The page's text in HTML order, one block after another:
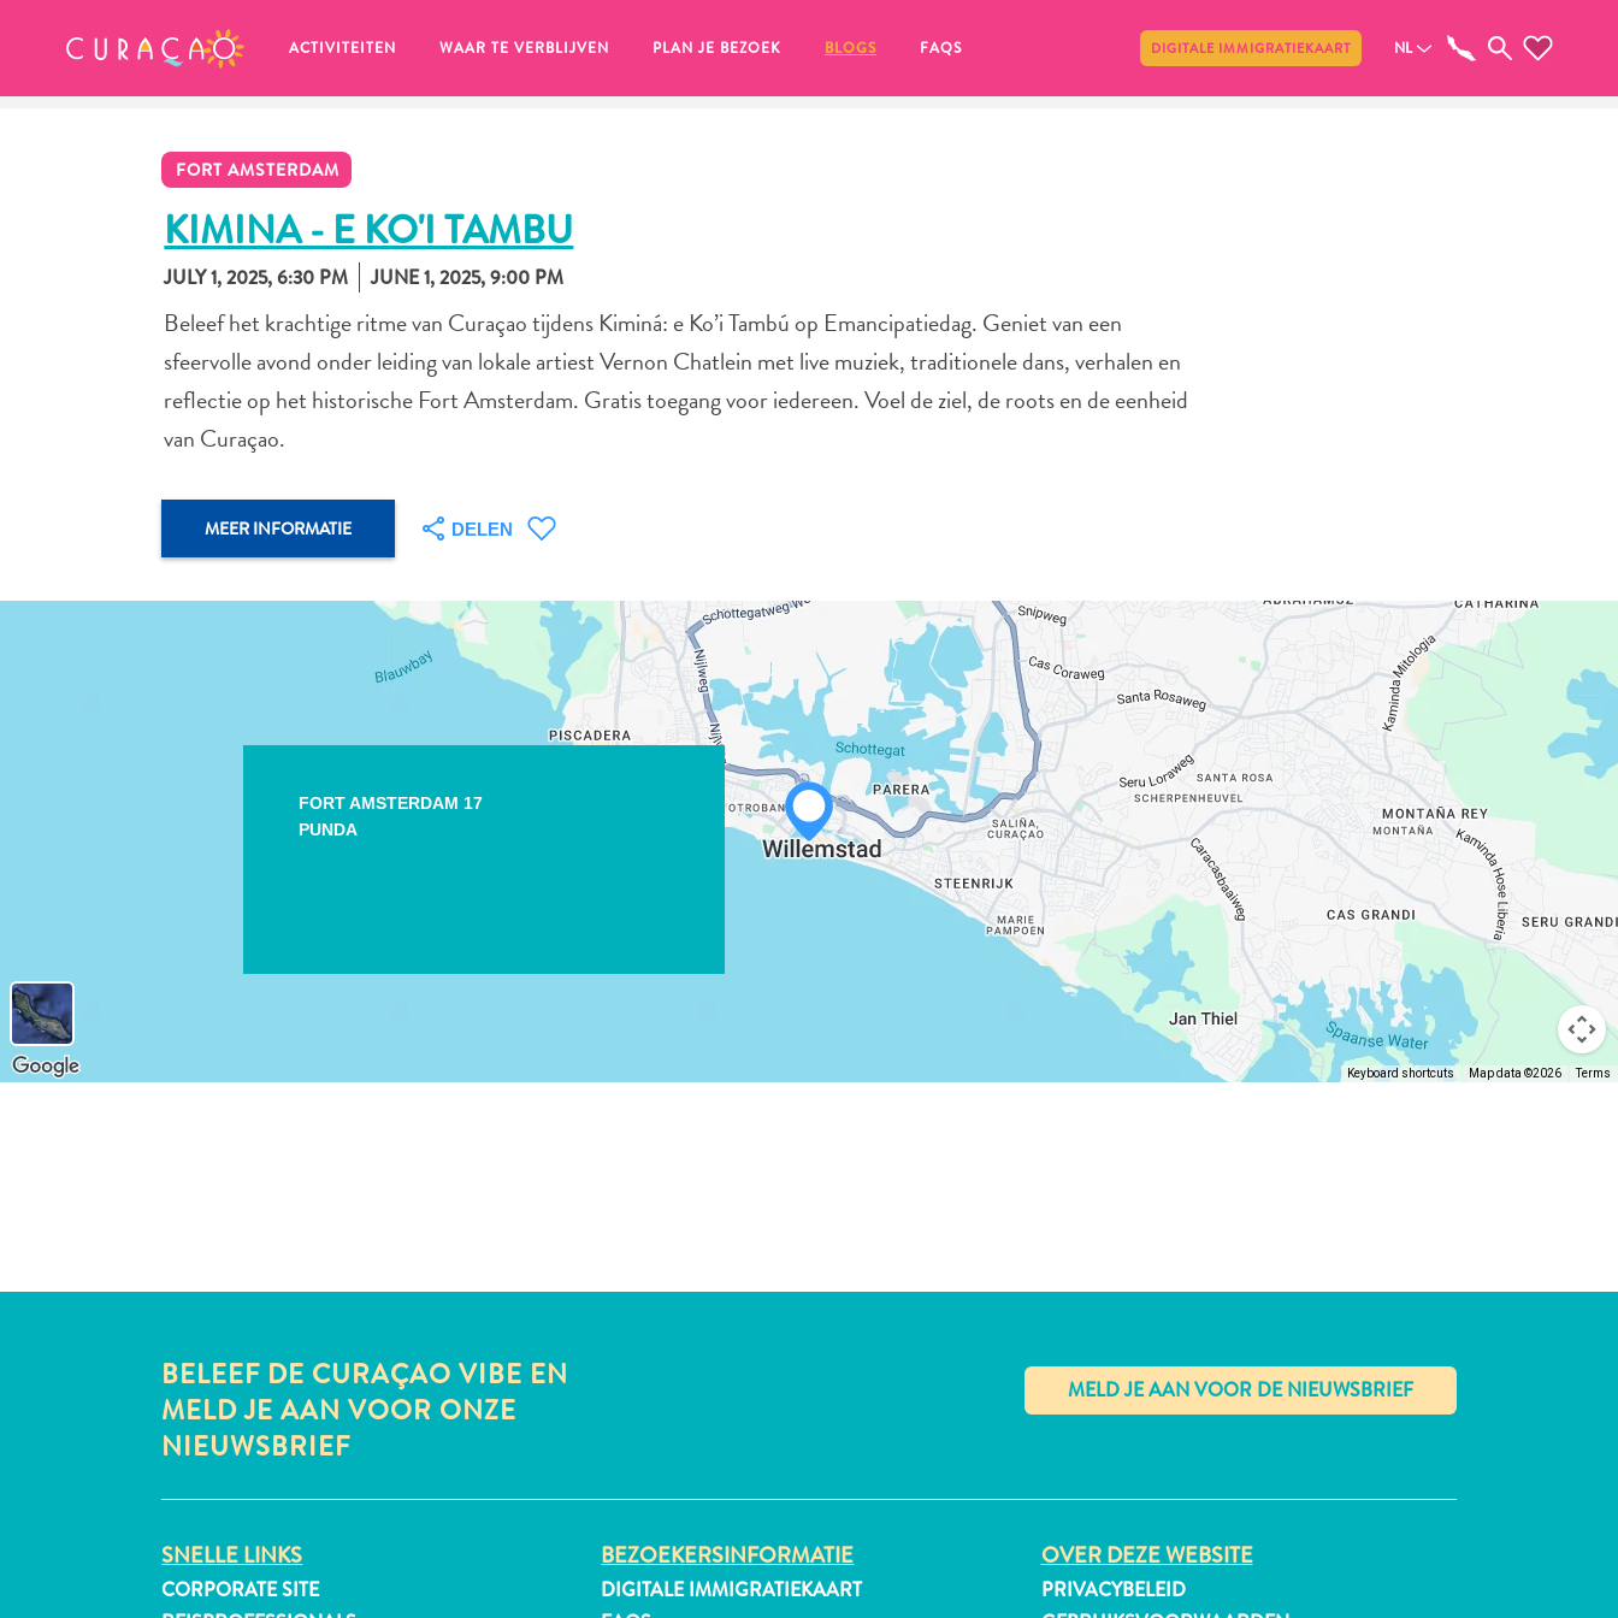
ACTIVITEITEN WAAR TE VERBLIJVEN PLAN JE BEZOEK BLOGS FAQS DIGITALE IMMIGRATIEKAART NL
FORT AMSTERDAM
KIMINA - E KO'I TAMBU
JULY 1, 2025, 6:30 PM JUNE 1, 2025, 9:00 PM
Beleef het krachtige ritme van Curaçao tijdens Kiminá: e Ko’i Tambú op Emancipatiedag. Geniet van een
sfeervolle avond onder leiding van lokale artiest Vernon Chatlein met live muziek, traditionele dans, verhalen en
reflectie op het historische Fort Amsterdam. Gratis toegang voor iedereen. Voel de ziel, de roots en de eenheid
van Curaçao.
MEER INFORMATIE DELEN
WHATSAPP
FORT AMSTERDAM 17
PUNDA
Keyboard shortcuts Map data ©2026 Terms
BELEEF DE CURAÇAO VIBE EN
MELD JE AAN VOOR ONZE
NIEUWSBRIEF
✕
SNELLE LINKS
CORPORATE SITE
BEZOEKERSINFORMATIE
DIGITALE IMMIGRATIEKAART
OVER DEZE WEBSITE
PRIVACYBELEID
MIJN FAVORIETEN Delen
favoriete plekken opgeslagen.